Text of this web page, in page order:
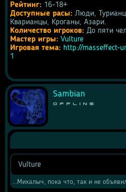
Рейтинг: 16-18+
Доступные расы: Люди,
Кварианцы, Кроганы, Азари.
Количество игроков: До пяти
Мастер игры: Vulture
Игровая тема: http://masseffect-
1
Sambian
Offline
Vulture
...Михалыч, пока что, так и не